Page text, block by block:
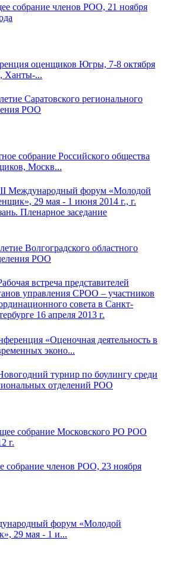
оценщиков Югры, 7-8 октября
Ханты-...
собрание Российского общества
Москв...
Волгоградского областного
РОО
«Оценочная деятельность в
эконо...
собрание Московского РО РОО
г.
форум «Молодой
29 мая - 1 и...